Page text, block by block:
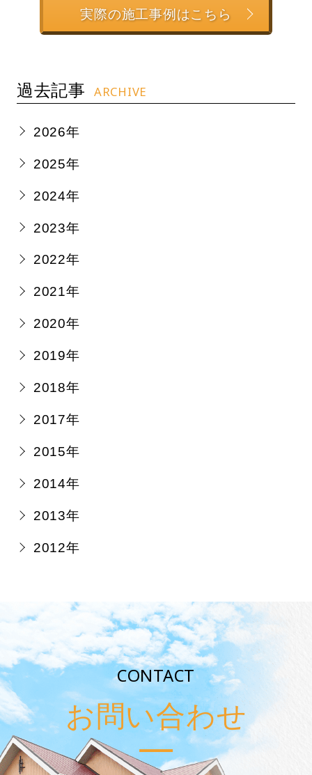
実際の施工事例はこちら
過去記事 ARCHIVE
2026年
2025年
2024年
2023年
2022年
2021年
2020年
2019年
2018年
2017年
2015年
2014年
2013年
2012年
CONTACT
お問い合わせ